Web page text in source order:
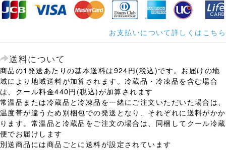
お支払いについて詳しくはこちら
送料について
商品の1発送あたりの基本送料は924円(税込)です。お届けの地
域により地域送料が加算されます。冷蔵品・冷凍品を含む場合
は、クール料金440円(税込)が加算されます
常温品または冷蔵品と冷凍品を一緒にご注文いただいた場合は、
温度帯が違うため別梱包での発送となり、それぞれに送料がかか
ります。常温品と冷蔵品をご注文の場合は、同梱してクール冷蔵
便でお届けします
別送商品には商品ごとに送料が設定されています